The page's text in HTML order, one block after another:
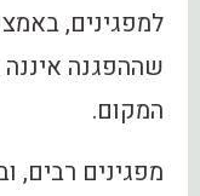
למפגינים,
שההפגנה איננה
המקום.
מפגינים רבים,